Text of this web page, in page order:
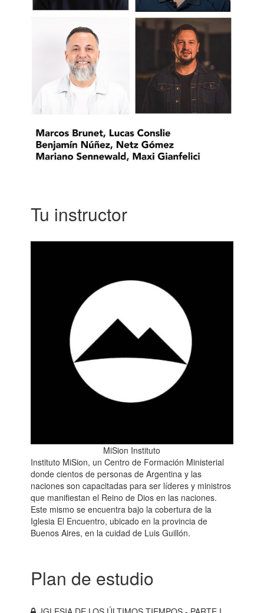
Tu instructor
MiSion Instituto
Instituto MiSion, un Centro de Formación Ministerial
donde cientos de personas de Argentina y las
naciones son capacitadas para ser líderes y ministros
que manifiestan el Reino de Dios en las naciones.
Este mismo se encuentra bajo la cobertura de la
Iglesia El Encuentro, ubicado en la provincia de
Buenos Aires, en la cuidad de Luis Guillón.
Plan de estudio